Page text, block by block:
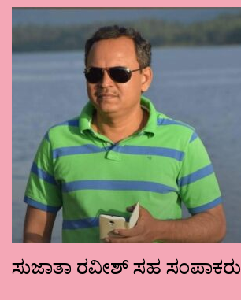
ಸುಜಾತಾ ರವೀಶ್ ಸಹ ಸಂಪಾಕರು